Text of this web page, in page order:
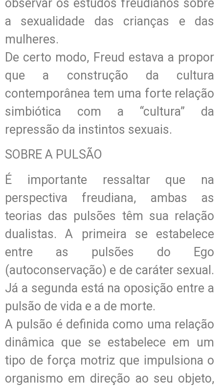
observar os estudos freudianos sobre
a sexualidade das crianças e das
mulheres.
De certo modo, Freud estava a propor
que a construção da cultura
contemporânea tem uma forte relação
simbiótica com a “cultura” da
repressão da instintos sexuais.
SOBRE A PULSÃO
É importante ressaltar que na
perspectiva freudiana, ambas as
teorias das pulsões têm sua relação
dualistas. A primeira se estabelece
entre as pulsões do Ego
(autoconservação) e de caráter sexual.
Já a segunda está na oposição entre a
pulsão de vida e a de morte.
A pulsão é definida como uma relação
dinâmica que se estabelece em um
tipo de força motriz que impulsiona o
organismo em direção ao seu objeto,